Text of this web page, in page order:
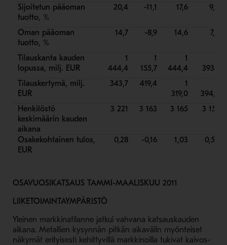
Sijoitetun pääoman
tuotto, %
20,4 -11,1 17,6 9,2
Oman pääoman
tuotto, %
14,7 -8,9 14,6 7,6
Tilauskanta kauden
lopussa, milj. EUR
1
444,4
1
155,7
1
444,4
393,1
Tilauskertymä, milj.
EUR
343,7 419,4
1
319,0
394,7
Henkilöstö
keskimäärin kauden
aikana
3 221 3 163 3 165 3 151
Osakekohtainen tulos,
EUR
0,28 -0,16 1,03 0,59
OSAVUOSIKATSAUS TAMMI-MAALISKUU 2011
LIIKETOIMINTAYMPÄRISTÖ
Yleinen markkinatilanne jatkui vahvana katsauskauden
aikana. Metallien kysynnän pitkän aikavälin myönteiset
näkymät erityisesti kehittyvillä markkinoilla tukivat kaivos-